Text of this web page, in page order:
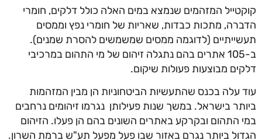
קוקטייל המזהמים שנמצא במים האלה כולל דלקים, חומרי
הדברה, מתכות כבדות, שאריות של חומרי נפץ וממסים
תעשייתיים (לדוגמה ממסים שמשמשים להסרת שמנים).
ב-105 אתרים בהם נתגלה זיהום של מי התהום במרכיבי
דלקים מבוצעות פעולות שיקום.
עוד עלה בכנס שהתעשיות הביטחוניות הן מבין המזהמות
ביותר בישראל. במשך שנות פעילותן נגרמו זיהומים נרחבים
במי התהום ובקרקע באתרים השונים בהם הן פעלו. הזיהום
הגדול ביותר נגרם באזור שבו פעל מפעל תע"ש ברמת השרון.